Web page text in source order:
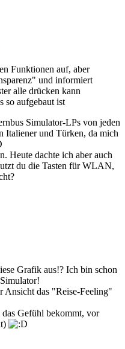
Funktionen auf, aber
und informiert
alle drücken kann
so aufgebaut ist
Simulator-LPs von jeden
Italiener und Türken, da mich
Heute dachte ich aber auch
du die Tasten für WLAN,
Grafik aus!? Ich bin schon
Ansicht das "Reise-Feeling"
Gefühl bekommt, vor